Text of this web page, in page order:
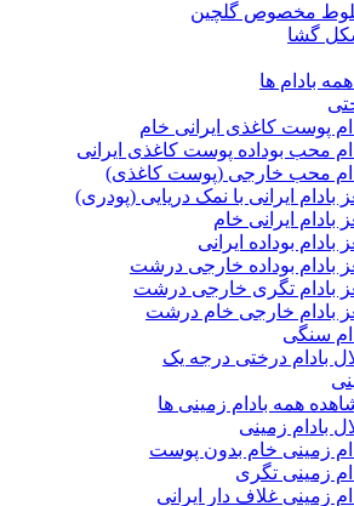
مخصوص گلچین
گشا
بادام ها
پوست کاغذی ایرانی خام
محب بوداده پوست کاغذی ایرانی
محب خارجی (پوست کاغذی)
بادام ایرانی با نمک دریایی (پودری)
بادام ایرانی خام
بادام بوداده ایرانی
بادام بوداده خارجی درشت
بادام تگری خارجی درشت
بادام خارجی خام درشت
سنگی
بادام درختی درجه یک
همه بادام زمینی ها
بادام زمینی
زمینی خام بدون پوست
زمینی تگری
زمینی غلاف دار ایرانی